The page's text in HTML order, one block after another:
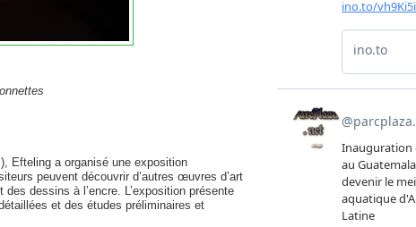
Efteling a organisé une exposition
peuvent découvrir d’autres œuvres d’art
dessins à l’encre. L’exposition présente
et des études préliminaires et